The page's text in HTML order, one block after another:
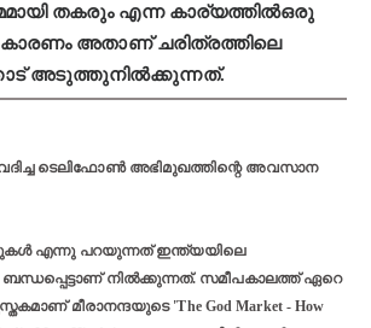
തകരും എന്ന കാര്യത്തിൽഒരു
അതാണ് ചരിത്രത്തിലെ
അടുത്തുനില്‍ക്കുന്നത്.
ടെലിഫോൺ അഭിമുഖത്തിന്റെ അവസാന
എന്നു പറയുന്നത് ഇന്ത്യയിലെ
നില്‍ക്കുന്നത്. സമീപകാലത്ത് ഏറെ
മീരാനന്ദയുടെ 'The God Market - How